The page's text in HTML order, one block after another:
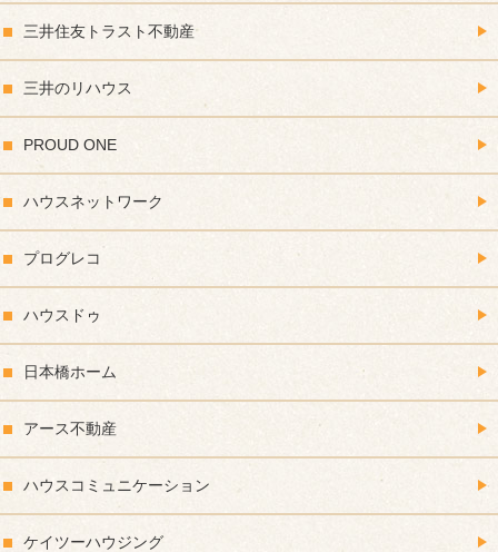
三井住友トラスト不動産
三井のリハウス
PROUD ONE
ハウスネットワーク
プログレコ
ハウスドゥ
日本橋ホーム
アース不動産
ハウスコミュニケーション
ケイツーハウジング